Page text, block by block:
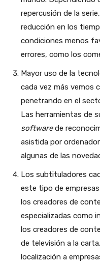
repercusión de la
reducción en los
condiciones menos
errores, como los
Mayor uso de la
cada vez más vemos
penetrando en el
Las herramientas de
softwarede
asistida por
algunas de las
Los subtituladores
este tipo de
los creadores de
especializadas como
los creadores de
de televisión a la
localización a